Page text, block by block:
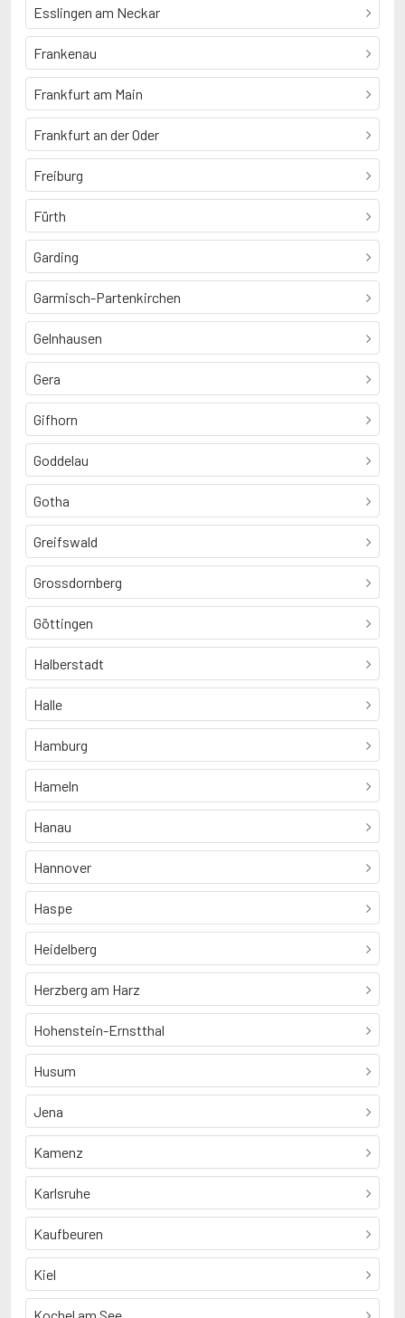
Esslingen am Neckar
Frankenau
Frankfurt am Main
Frankfurt an der Oder
Freiburg
Fürth
Garding
Garmisch-Partenkirchen
Gelnhausen
Gera
Gifhorn
Goddelau
Gotha
Greifswald
Grossdornberg
Göttingen
Halberstadt
Halle
Hamburg
Hameln
Hanau
Hannover
Haspe
Heidelberg
Herzberg am Harz
Hohenstein-Ernstthal
Husum
Jena
Kamenz
Karlsruhe
Kaufbeuren
Kiel